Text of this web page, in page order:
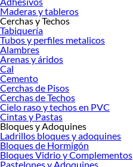
Maderas y tableros
Cerchas y Techos
Tabiquería
Tubos y perfiles metalicos
Alambres
Arenas y áridos
Cal
Cemento
Cerchas de Pisos
Cerchas de Techos
Cielo raso y techos en PVC
Cintas y Pastas
Bloques y Adoquines
Ladrillos bloques y adoquines
Bloques de Hormigón
Bloques Vidrio y Complementos
Pastelones y Adoquines